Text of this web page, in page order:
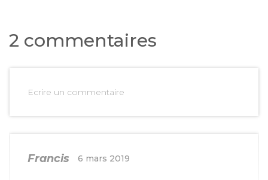
2 commentaires
Ecrire un commentaire
Francis 6 mars 2019